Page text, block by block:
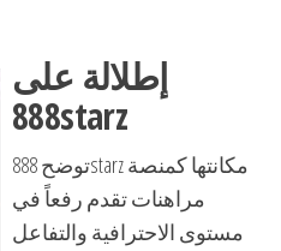
إطلالة على
888starz
توضح 888starz مكانتها كمنصة
مراهنات تقدم رفعاً في
مستوى الاحترافية والتفاعل